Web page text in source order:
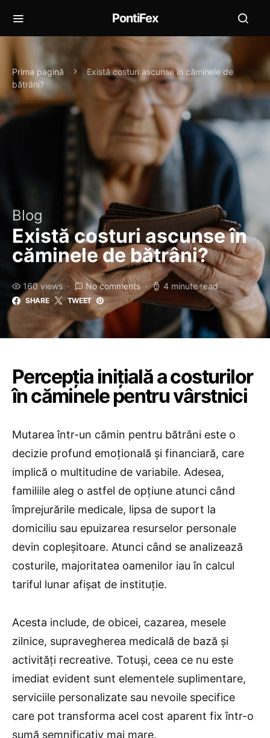
PontiFex
Prima pagină
Există costuri ascunse în căminele de
bătrâni?
Blog
Există costuri ascunse în
căminele de bătrâni?
160 views No comments 4 minute read
SHARE TWEET
Percepția inițială a costurilor
în căminele pentru vârstnici
Mutarea într-un cămin pentru bătrâni este o
decizie profund emoțională și financiară, care
implică o multitudine de variabile. Adesea,
familiile aleg o astfel de opțiune atunci când
împrejurările medicale, lipsa de suport la
domiciliu sau epuizarea resurselor personale
devin copleșitoare. Atunci când se analizează
costurile, majoritatea oamenilor iau în calcul
tariful lunar afișat de instituție.
Acesta include, de obicei, cazarea, mesele
zilnice, supravegherea medicală de bază și
activități recreative. Totuși, ceea ce nu este
imediat evident sunt elementele suplimentare,
serviciile personalizate sau nevoile specifice
care pot transforma acel cost aparent fix într-o
sumă semnificativ mai mare.